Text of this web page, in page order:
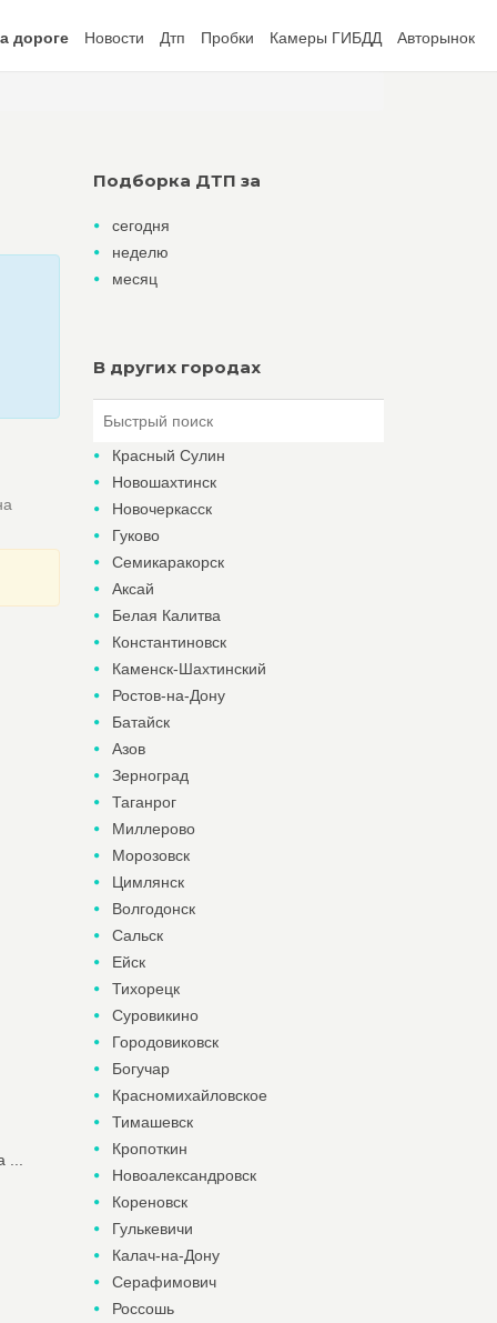
дороге Новости Дтп Пробки Камеры ГИБДД Авторынок
Подборка ДТП за
сегодня
неделю
месяц
В других городах
Красный Сулин
Новошахтинск
Новочеркасск
Гуково
Семикаракорск
Аксай
Белая Калитва
Константиновск
Каменск-Шахтинский
Ростов-на-Дону
Батайск
Азов
Зерноград
Таганрог
Миллерово
Морозовск
Цимлянск
Волгодонск
Сальск
Ейск
Тихорецк
Суровикино
Городовиковск
Богучар
Красномихайловское
Тимашевск
Кропоткин
Новоалександровск
Кореновск
Гулькевичи
Калач-на-Дону
Серафимович
Россошь